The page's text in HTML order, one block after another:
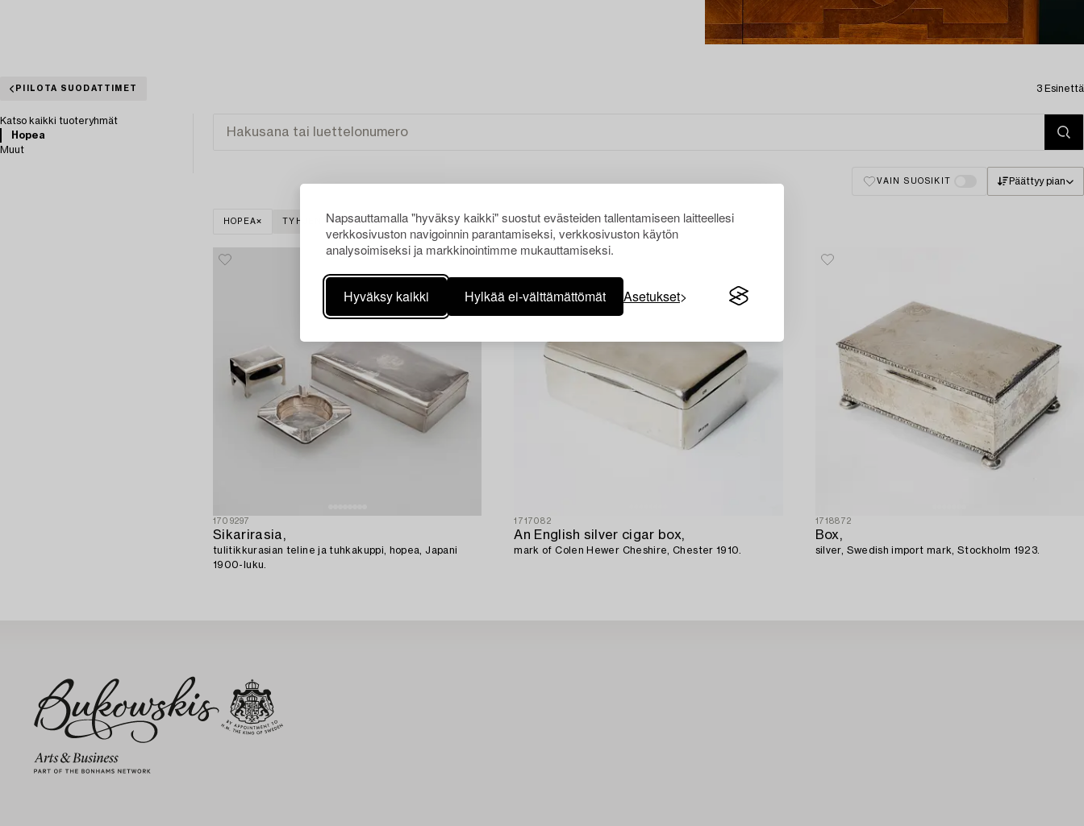
Napsauttamalla "hyväksy kaikki" suostut evästeiden tallentamiseen laitteellesi
verkkosivuston navigoinnin parantamiseksi, verkkosivuston käytön
analysoimiseksi ja markkinointimme mukauttamiseksi.
Hyväksy kaikki Hylkää ei-välttämättömät Asetukset
PIILOTA SUODATTIMET 3 Esinettä
Katso kaikki tuoteryhmät
Hopea
Muut
VAIN SUOSIKIT Päättyy pian
HOPEA TYHJENNÄ KAIKKI
1709297
Sikarirasia,
tulitikkurasian teline ja tuhkakuppi, hopea, Japani
1900-luku.
1717082
An English silver cigar box,
mark of Colen Hewer Cheshire, Chester 1910.
1718872
Box,
silver, Swedish import mark, Stockholm 1923.